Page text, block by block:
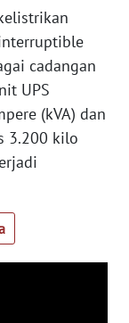
cadangan
UPS
(kVA) dan
3.200 kilo